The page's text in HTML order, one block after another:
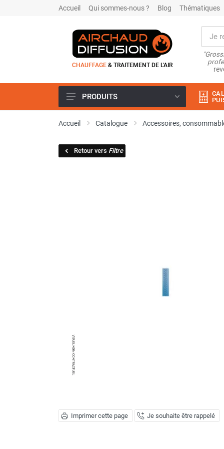
Accueil Qui sommes-nous ? Blog Thématiques
CHAUFFAGE & TRAITEMENT DE L'AIR
Climatiseur
Climatiseur mobile résidentiel et
Ventilateur / extracteur d'air mobile
Ventilateur centrifuge
Ventilateur de sol
Ventilateur sur pied
Ventilateur de bureau
Extracteur d'air mural centrifuge
PRODUITS
Accueil Catalogue Accessoires,
Retour vers Filtre
Imprimer cette page Je souhaite être rappelé